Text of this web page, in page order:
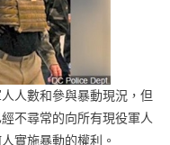
人數和參與暴動現況，但
不尋常的向所有現役軍人
實施暴動的權利。